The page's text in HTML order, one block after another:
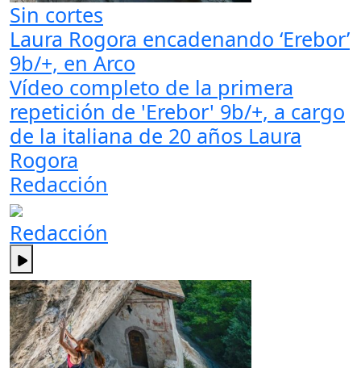
Sin cortes
Laura Rogora encadenando ‘Erebor’
9b/+, en Arco
Vídeo completo de la primera
repetición de 'Erebor' 9b/+, a cargo
de la italiana de 20 años Laura
Rogora
Redacción
Redacción